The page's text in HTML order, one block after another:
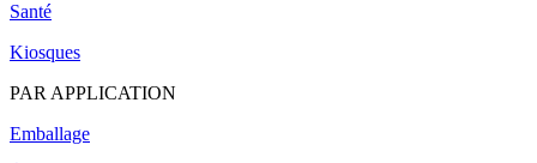
Santé
Kiosques
PAR APPLICATION
Emballage